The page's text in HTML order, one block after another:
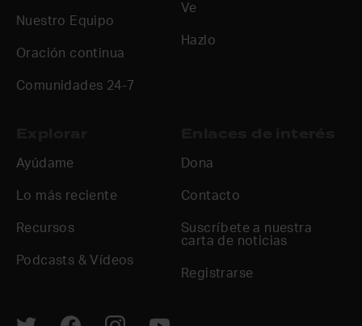
Nuestro Equipo
Oración continua
Comunidades 24-7
Ve
Hazlo
Ayúdame
Lo más reciente
Recursos
Podcasts & Vídeos
Dona
Contacto
Suscríbete a nuestra
carta de noticias
Registrarse